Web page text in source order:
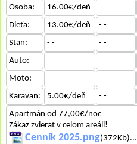
Osoba:
16.00€/deň - -
Dieťa:
13.00€/deň - -
Stan:
- - - -
Auto:
- - - -
Moto:
- - - -
Karavan:
5.00€/deň - -
Apartmán od 77,00€/noc
Zákaz zvierat v celom areáli!
Cenník 2025.png(372Kb)...